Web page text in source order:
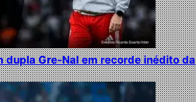
dupla Gre-Nal em recorde inédito da